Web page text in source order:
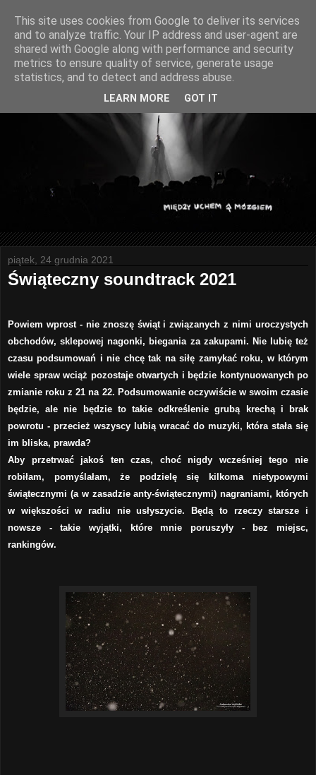
piątek, 24 grudnia 2021
Świąteczny soundtrack 2021
Powiem wprost - nie znoszę świąt i związanych z nimi uroczystych
obchodów, sklepowej nagonki, biegania za zakupami. Nie lubię też
czasu podsumowań i nie chcę tak na siłę zamykać roku, w którym
wiele spraw wciąż pozostaje otwartych i będzie kontynuowanych po
zmianie roku z 21 na 22. Podsumowanie oczywiście w swoim czasie
będzie, ale nie będzie to takie odkreślenie grubą krechą i brak
powrotu - przecież wszyscy lubią wracać do muzyki, która stała się
im bliska, prawda?
Aby przetrwać jakoś ten czas, choć nigdy wcześniej tego nie
robiłam, pomyślałam, że podzielę się kilkoma nietypowymi
świątecznymi (a w zasadzie anty-świątecznymi) nagraniami, których
w większości w radiu nie usłyszycie. Będą to rzeczy starsze i
nowsze - takie wyjątki, które mnie poruszyły - bez miejsc,
rankingów.
This site uses cookies from Google to deliver its services
and to analyze traffic. Your IP address and user-agent are
shared with Google along with performance and security
metrics to ensure quality of service, generate usage
statistics, and to detect and address abuse.
LEARN MORE GOT IT